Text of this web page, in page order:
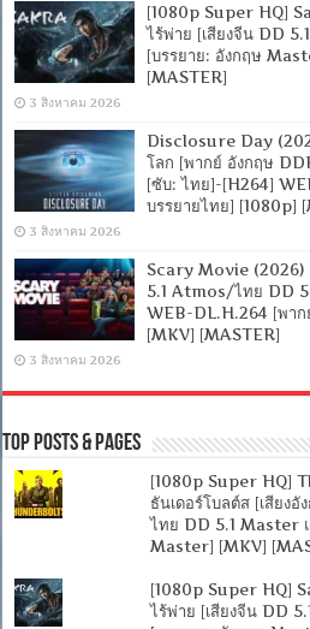
[1080p Super HQ]
ไร้พ่าย [เสียงจีน DD
[บรรยาย: อังกฤษ
[MASTER]
3 สิงหาคม 2026
Disclosure Day
โลก [พากย์ อังกฤษ
[ซับ: ไทย]-[H264]
บรรยายไทย] [1080p]
3 สิงหาคม 2026
Scary Movie (2026)
5.1 Atmos/ไทย DD
WEB-DL.H.264 [พาก
[MKV] [MASTER]
3 สิงหาคม 2026
Top Posts & Pages
[1080p Super HQ]
ธันเดอร์โบลต์ส [เสียง
ไทย DD 5.1 Master
Master] [MKV]
[1080p Super HQ]
ไร้พ่าย [เสียงจีน DD